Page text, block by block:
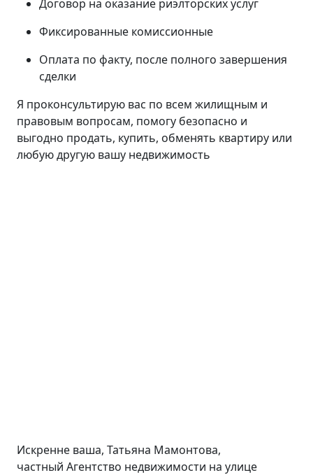
Договор на оказание риэлторских услуг
Фиксированные комиссионные
Оплата по факту, после полного завершения
сделки
Я проконсультирую вас по всем жилищным и
правовым вопросам, помогу безопасно и
выгодно продать, купить, обменять квартиру или
любую другую вашу недвижимость
Искренне ваша, Татьяна Мамонтова,
частный Агентство недвижимости на улице